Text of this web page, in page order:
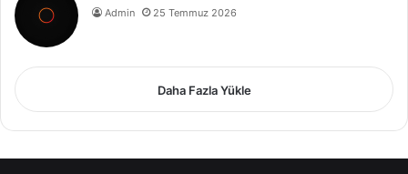
Admin 25 Temmuz 2026
Daha Fazla Yükle